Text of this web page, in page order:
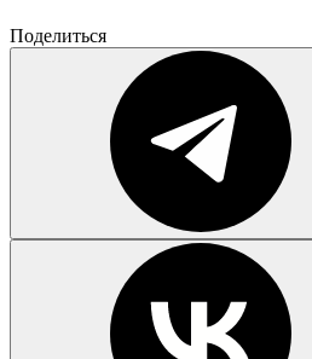
Поделиться